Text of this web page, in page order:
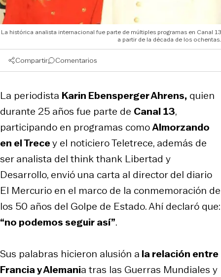
La histórica analista internacional fue parte de múltiples programas en Canal 13
a partir de la década de los ochentas.
Compartir Comentarios
La periodista Karin Ebensperger Ahrens, quien
durante 25 años fue parte de Canal 13,
participando en programas comoAlmorzando
en el Trecey el noticiero Teletrece, además de
ser analista del think thank Libertad y
Desarrollo, envió una carta al director del diario
El Mercurio en el marco de la conmemoración de
los 50 años del Golpe de Estado. Ahí declaró que:
“no podemos seguir así”.
Sus palabras hicieron alusión a la relación entre
Francia y Alemania tras las Guerras Mundiales y